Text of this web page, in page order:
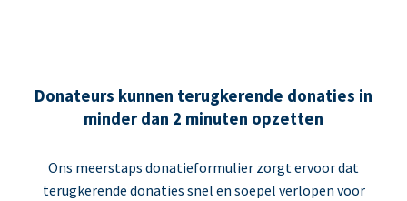
Donateurs kunnen terugkerende donaties in
minder dan 2 minuten opzetten
Ons meerstaps donatieformulier zorgt ervoor dat
terugkerende donaties snel en soepel verlopen voor